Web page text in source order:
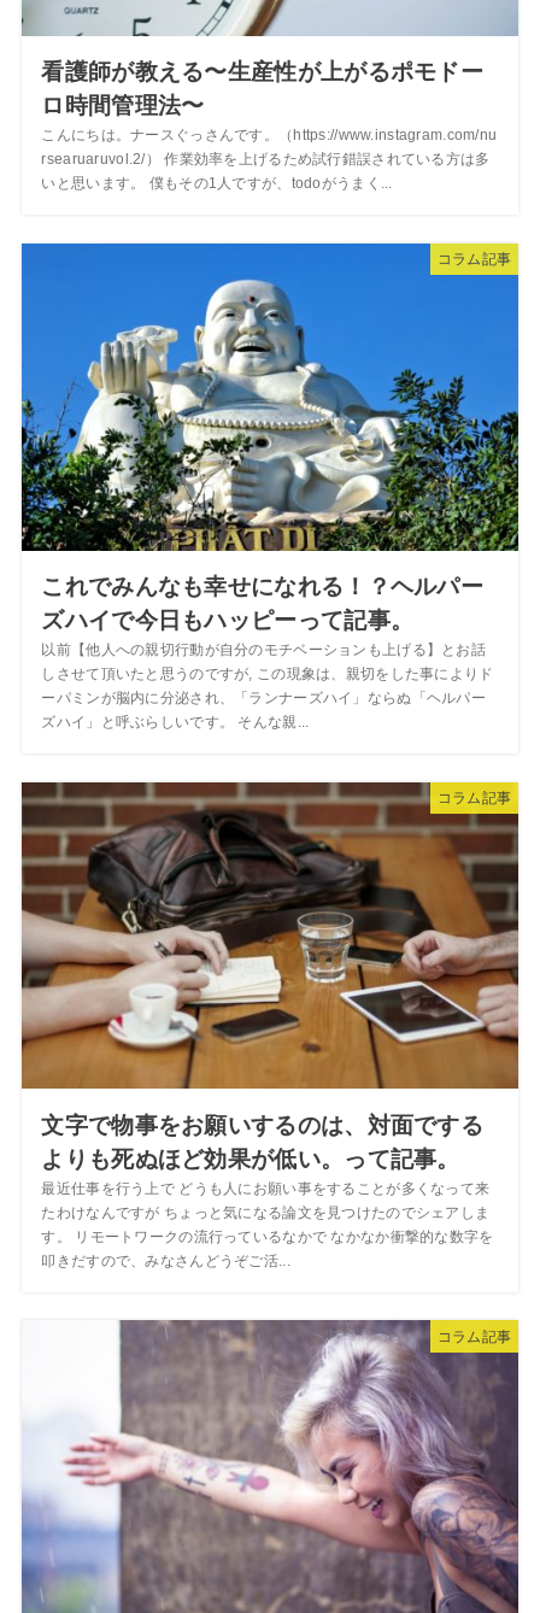
看護師が教える〜生産性が上がるポモドー
ロ時間管理法〜
こんにちは。ナースぐっさんです。（https://www.instagram.com/nu
rsearuaruvol.2/） 作業効率を上げるため試行錯誤されている方は多
いと思います。 僕もその1人ですが、todoがうまく...
コラム記事
これでみんなも幸せになれる！？ヘルパー
ズハイで今日もハッピーって記事。
以前【他人への親切行動が自分のモチベーションも上げる】とお話
しさせて頂いたと思うのですが, この現象は、親切をした事によりド
ーパミンが脳内に分泌され、「ランナーズハイ」ならぬ「ヘルパー
ズハイ」と呼ぶらしいです。 そんな親...
コラム記事
文字で物事をお願いするのは、対面でする
よりも死ぬほど効果が低い。って記事。
最近仕事を行う上で どうも人にお願い事をすることが多くなって来
たわけなんですが ちょっと気になる論文を見つけたのでシェアしま
す。 リモートワークの流行っているなかで なかなか衝撃的な数字を
叩きだすので、みなさんどうぞご活...
コラム記事